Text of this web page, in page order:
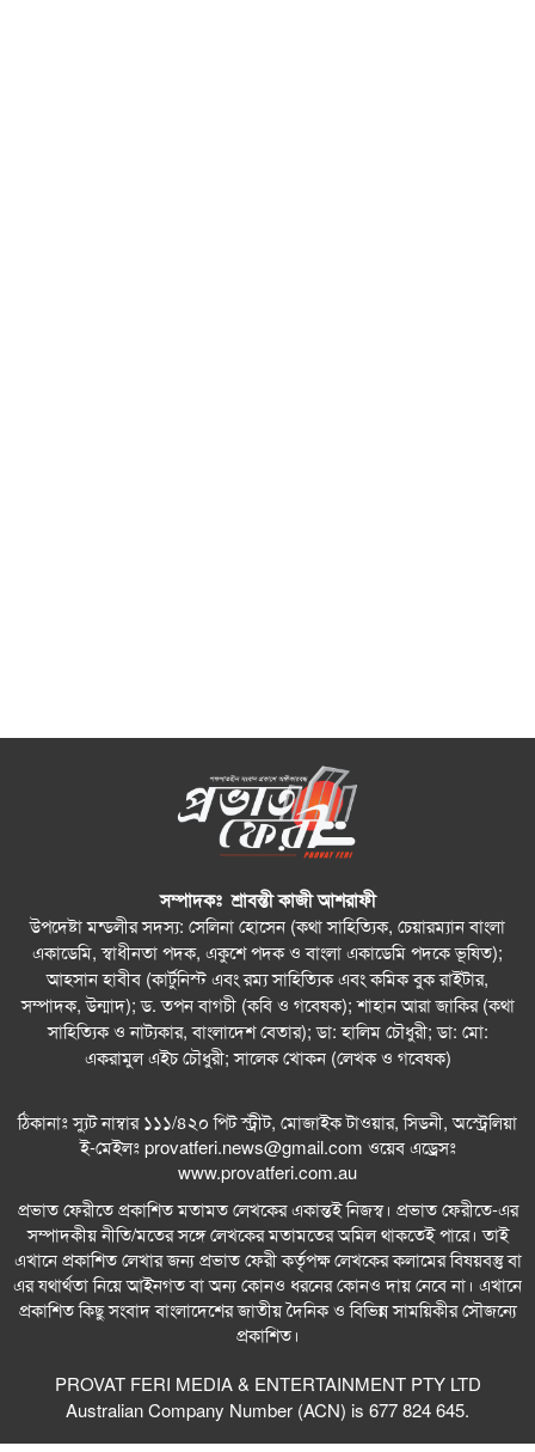
সম্পাদকঃ শ্রাবন্তী কাজী আশরাফী
উপদেষ্টা মন্ডলীর সদস্য: সেলিনা হোসেন (কথা সাহিত্যিক, চেয়ারম্যান বাংলা
একাডেমি, স্বাধীনতা পদক, একুশে পদক ও বাংলা একাডেমি পদকে ভূষিত);
আহসান হাবীব (কার্টুনিস্ট এবং রম্য সাহিত্যিক এবং কমিক বুক রাইটার,
সম্পাদক, উন্মাদ); ড. তপন বাগচী (কবি ও গবেষক); শাহান আরা জাকির (কথা
সাহিত্যিক ও নাট্যকার, বাংলাদেশ বেতার); ডা: হালিম চৌধুরী; ডা: মো:
একরামুল এইচ চৌধুরী; সালেক খোকন (লেখক ও গবেষক)
ঠিকানাঃ স্যুট নাম্বার ১১১/৪২০ পিট স্ট্রীট, মোজাইক টাওয়ার, সিডনী, অস্ট্রেলিয়া
ই-মেইলঃprovatferi.news@gmail.com ওয়েব এড্রেসঃ
www.provatferi.com.au
প্রভাত ফেরীতে প্রকাশিত মতামত লেখকের একান্তই নিজস্ব। প্রভাত ফেরীতে-এর
সম্পাদকীয় নীতি/মতের সঙ্গে লেখকের মতামতের অমিল থাকতেই পারে। তাই
এখানে প্রকাশিত লেখার জন্য প্রভাত ফেরী কর্তৃপক্ষ লেখকের কলামের বিষয়বস্তু বা
এর যথার্থতা নিয়ে আইনগত বা অন্য কোনও ধরনের কোনও দায় নেবে না। এখানে
প্রকাশিত কিছু সংবাদ বাংলাদেশের জাতীয় দৈনিক ও বিভিন্ন সাময়িকীর সৌজন্যে
প্রকাশিত।
PROVAT FERI MEDIA & ENTERTAINMENT PTY LTD
Australian Company Number (ACN) is 677 824 645.